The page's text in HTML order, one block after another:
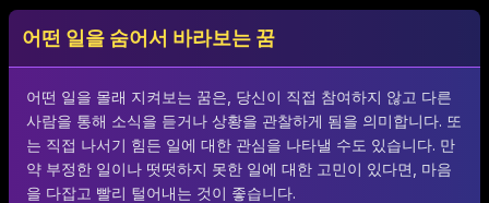
어떤 일을 숨어서 바라보는 꿈
어떤 일을 몰래 지켜보는 꿈은, 당신이 직접 참여하지 않고 다른
사람을 통해 소식을 듣거나 상황을 관찰하게 됨을 의미합니다. 또
는 직접 나서기 힘든 일에 대한 관심을 나타낼 수도 있습니다. 만
약 부정한 일이나 떳떳하지 못한 일에 대한 고민이 있다면, 마음
을 다잡고 빨리 털어내는 것이 좋습니다.